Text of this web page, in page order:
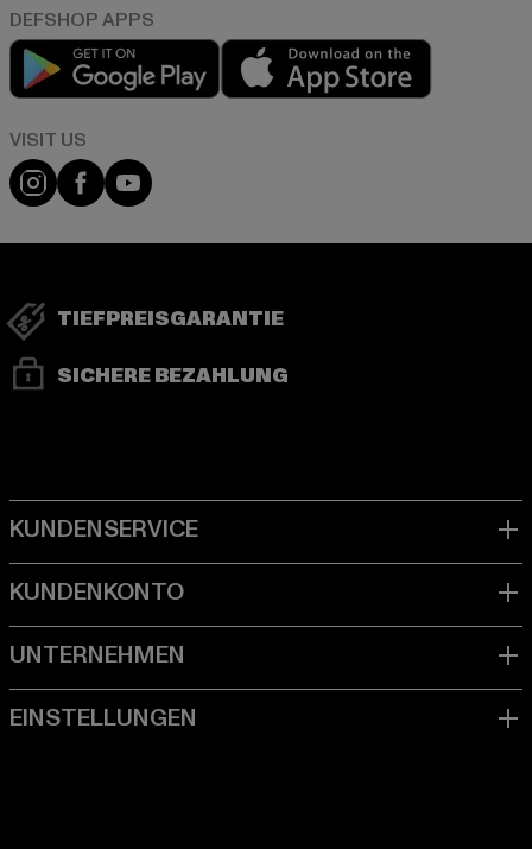
Play market
Visit our Instagram page:
Visit our Facebook page:
Visit our YouTube channel:
TIEFPREISGARANTIE
SICHERE BEZAHLUNG